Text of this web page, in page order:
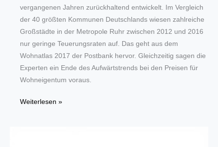
vergangenen Jahren zurückhaltend entwickelt. Im Vergleich
der 40 größten Kommunen Deutschlands wiesen zahlreiche
Großstädte in der Metropole Ruhr zwischen 2012 und 2016
nur geringe Teuerungsraten auf. Das geht aus dem
Wohnatlas 2017 der Postbank hervor. Gleichzeitig sagen die
Experten ein Ende des Aufwärtstrends bei den Preisen für
Wohneigentum voraus.
Preise
Weiterlesen »